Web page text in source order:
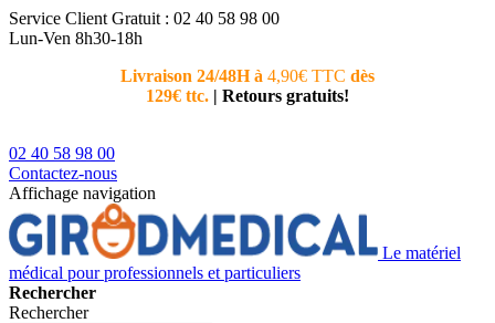
Service Client Gratuit : 02 40 58 98 00
Lun-Ven 8h30-18h
Livraison 24/48H à 4,90€ TTC dès
129€ ttc. | Retours gratuits!
02 40 58 98 00
Contactez-nous
Affichage navigation
Le matériel
médical pour professionnels et particuliers
Rechercher
Rechercher